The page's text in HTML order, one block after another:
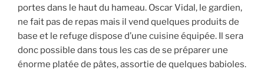
portes dans le haut du hameau. Oscar Vidal, le gardien,
ne fait pas de repas mais il vend quelques produits de
base et le refuge dispose d’une cuisine équipée. Il sera
donc possible dans tous les cas de se préparer une
énorme platée de pâtes, assortie de quelques babioles.